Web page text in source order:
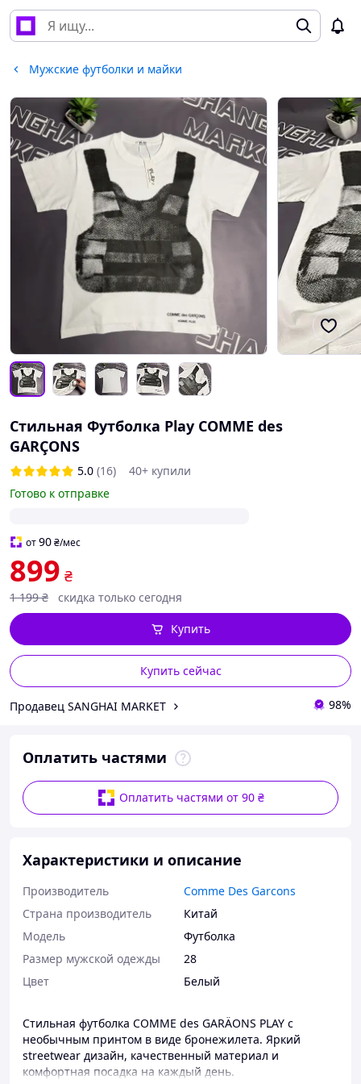
Мужские футболки и майки
Стильная Футболка Play COMME des
GARÇONS
5.0 (16)
40+ купили
Готово к отправке
от90₴/мес
899 ₴
1 199 ₴ скидка только сегодня
Купить сейчас
Купить
Продавец SANGHAI MARKET 98%
Оплатить частями
Оплатить частями от 90 ₴
Характеристики и описание
Производитель
Comme Des Garcons
Страна производитель
Китай
Мoдель
Футболка
Размер мужской одежды
28
Цвет
Белый
Стильная футболка COMME des GARÄONS PLAY с
необычным принтом в виде бронежилета. Яркий
streetwear дизайн, качественный материал и
комфортная посадка на каждый день.